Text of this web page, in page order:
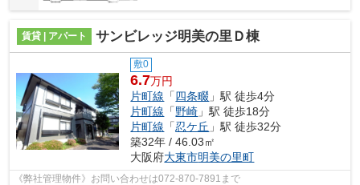
賃貸 | アパート サンビレッジ明美の里Ｄ棟
敷0
6.7万円
片町線 「四条畷 」駅 徒歩4分
片町線 「野崎 」駅 徒歩18分
片町線 「忍ケ丘 」駅 徒歩32分
築32年 / 46.03㎡
大阪府大東市明美の里町
《弊社管理物件》お問い合わせは072-870-7891まで